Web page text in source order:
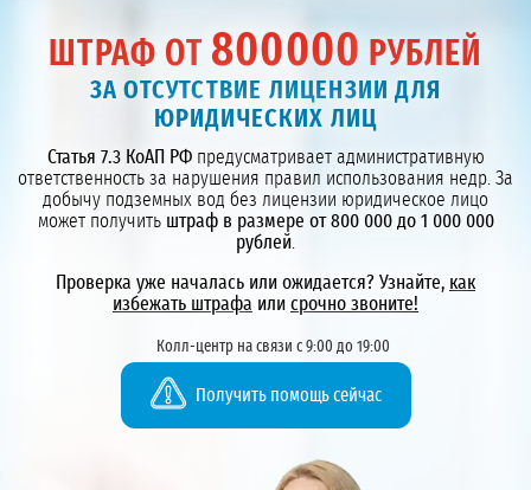
ШТРАФ ОТ 800000 РУБЛЕЙ
ЗА ОТСУТСТВИЕ ЛИЦЕНЗИИ ДЛЯ
ЮРИДИЧЕСКИХ ЛИЦ
Статья 7.3 КоАП РФпредусматривает административную
ответственность за нарушения правил использования недр. За
добычу подземных вод без лицензии юридическое лицо
может получить штраф в размере от 800 000 до 1 000 000
рублей
Проверка уже началась или ожидается? Узнайте, как
избежать штрафа или срочно звоните!
Колл-центр на связи с 9:00 до 19:00
Получить помощь сейчас